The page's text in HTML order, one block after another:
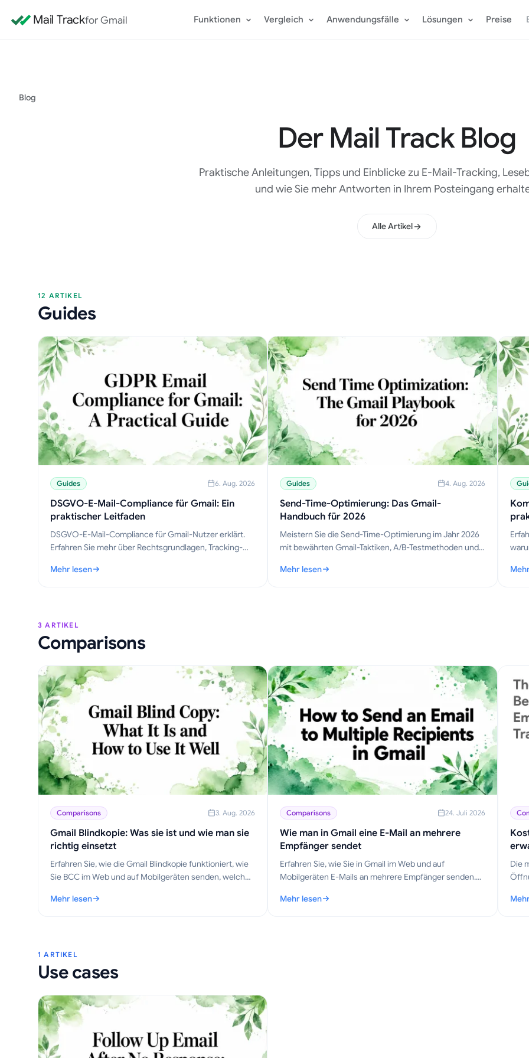
Mail Trackfor Gmail Funktionen Vergleich Anwendungsfälle Lösungen Preise
Blog
Der Mail Track Blog
Praktische Anleitungen, Tipps und Einblicke zu E-Mail-Tracking,
und wie Sie mehr Antworten in Ihrem Posteingang
Alle Artikel
12 ARTIKEL
Guides
Guides 6. Aug. 2026
DSGVO-E-Mail-Compliance für Gmail: Ein
praktischer Leitfaden
DSGVO-E-Mail-Compliance für Gmail-Nutzer erklärt.
Erfahren Sie mehr über Rechtsgrundlagen, Tracking-
2026 korrekt nachzuverfolgen.
Mehr lesen
: DSGVO-E-Mail-Compliance für Gmail: Ein praktischer Leitfaden
Guides 4. Aug. 2026
Send-Time-Optimierung: Das Gmail-
Handbuch für 2026
Meistern Sie die Send-Time-Optimierung im Jahr 2026
mit bewährten Gmail-Taktiken, A/B-Testmethoden und
Antworten und Umsatz steigern.
Mehr lesen
: Send-Time-Optimierung: Das Gmail-Handbuch für 2026 :
3 ARTIKEL
Comparisons
Comparisons 3. Aug. 2026
Gmail Blindkopie: Was sie ist und wie man sie
richtig einsetzt
Erfahren Sie, wie die Gmail Blindkopie funktioniert, wie
Sie BCC im Web und auf Mobilgeräten senden, welche
Kompromisse bestehen und welche Best Practices für
Mehr lesen
: Gmail Blindkopie: Was sie ist und wie man sie richtig einsetzt
Comparisons 24. Juli 2026
Wie man in Gmail eine E-Mail an mehrere
Empfänger sendet
Erfahren Sie, wie Sie in Gmail im Web und auf
Mobilgeräten E-Mails an mehrere Empfänger senden.
großem Maßstab und verfolgen Sie Öffnungen.
Mehr lesen
: Wie man in Gmail eine E-Mail an mehrere Empfänger sendet
Die
:
1 ARTIKEL
Use cases